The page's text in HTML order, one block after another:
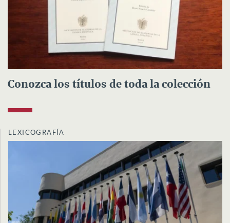
Conozca los títulos de toda la colección
LEXICOGRAFÍA